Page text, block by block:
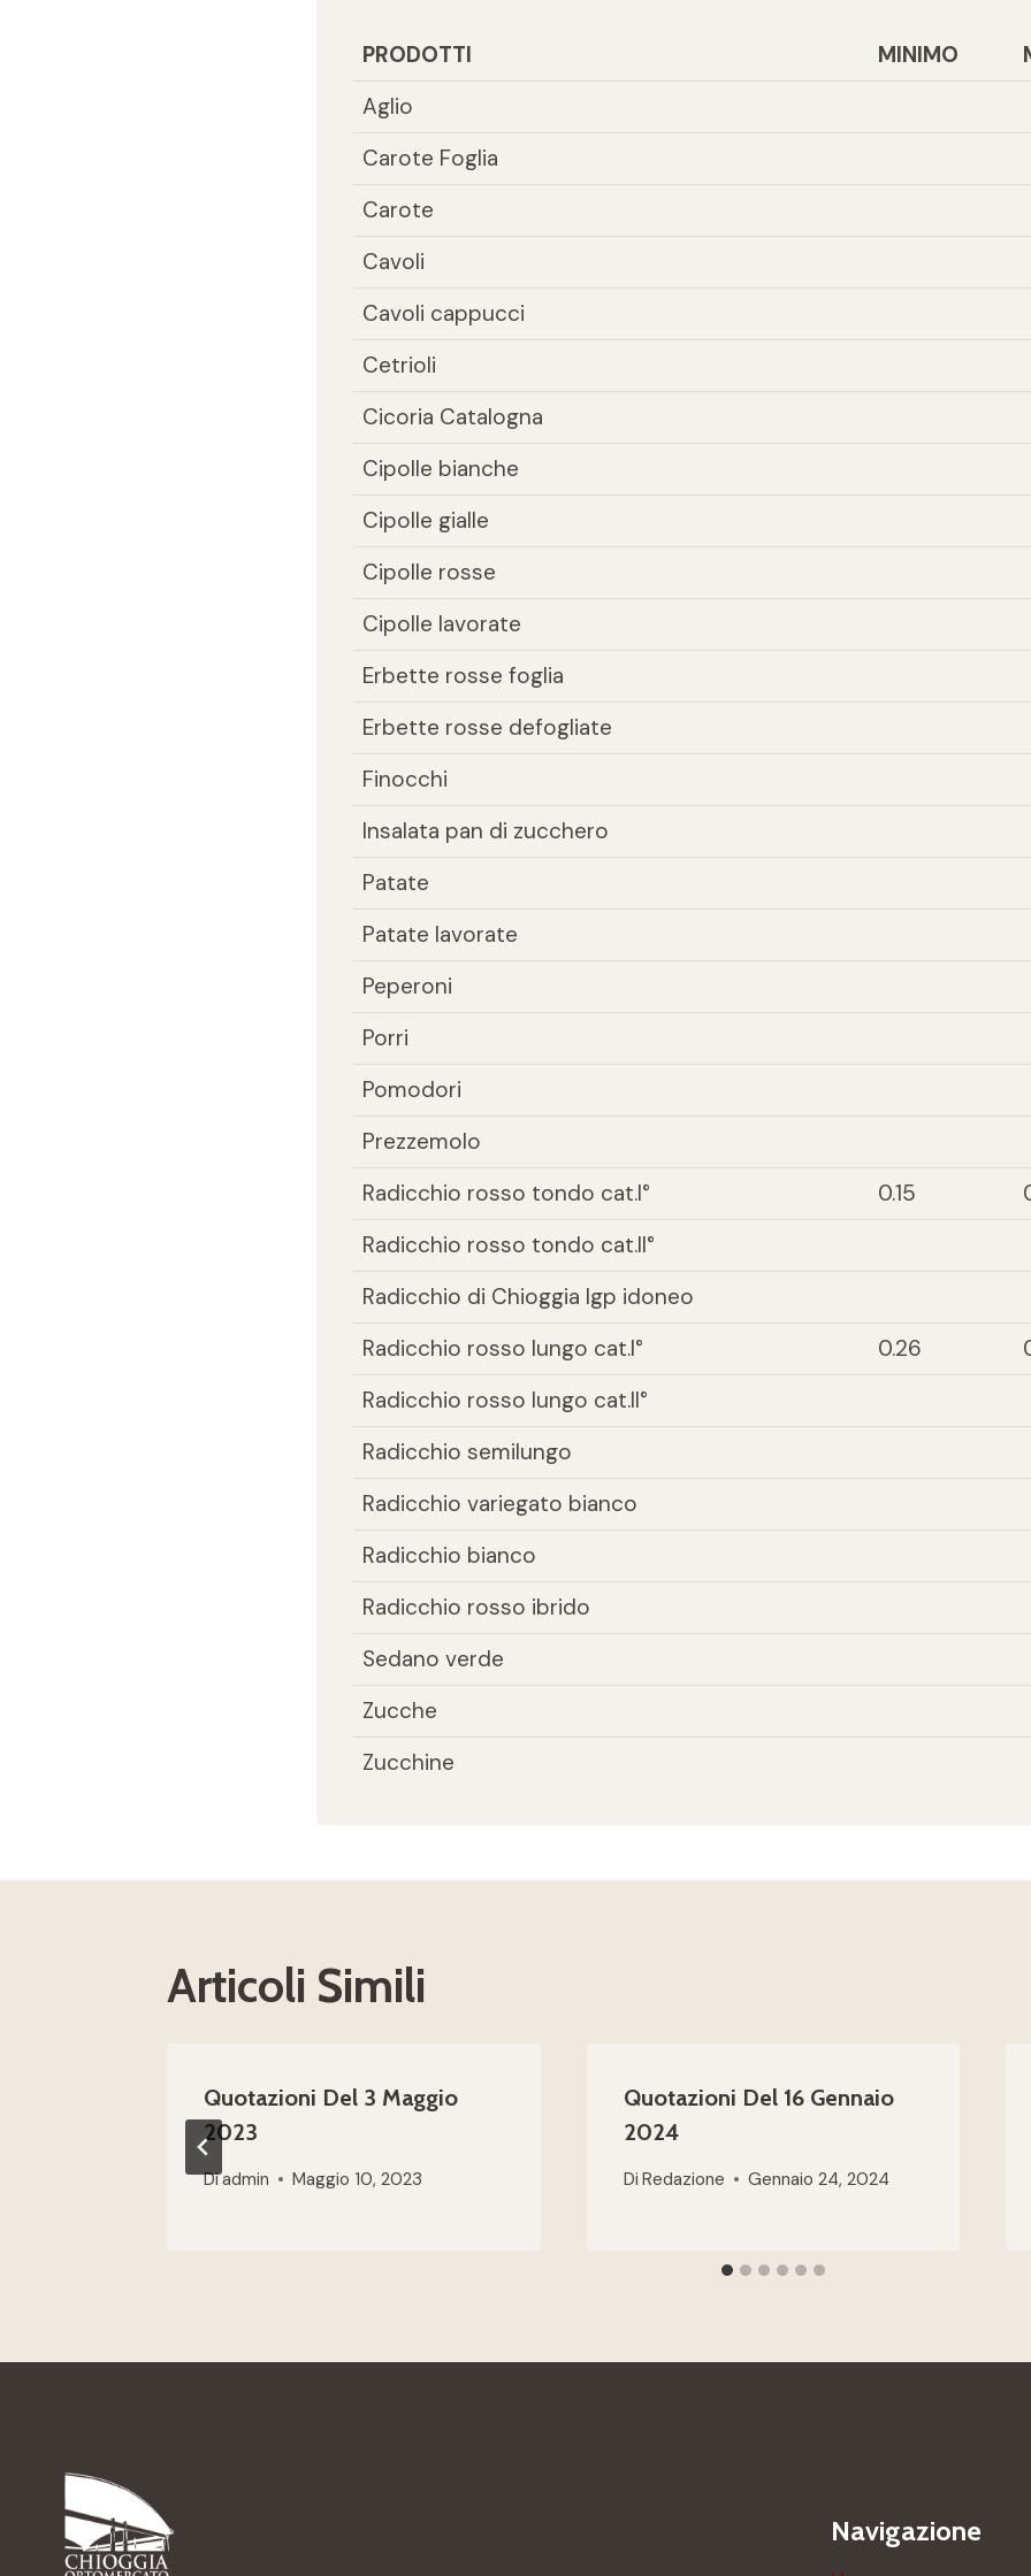
PRODOTTI MINIMO
Aglio
Carote Foglia
Carote
Cavoli
Cavoli cappucci
Cetrioli
Cicoria Catalogna
Cipolle bianche
Cipolle gialle
Cipolle rosse
Cipolle lavorate
Erbette rosse foglia
Erbette rosse defogliate
Finocchi
Insalata pan di zucchero
Patate
Patate lavorate
Peperoni
Porri
Pomodori
Prezzemolo
Radicchio rosso tondo cat.I°
0.15
Radicchio rosso tondo cat.II°
Radicchio di Chioggia Igp idoneo
Radicchio rosso lungo cat.I°
0.26
Radicchio rosso lungo cat.II°
Radicchio semilungo
Radicchio variegato bianco
Radicchio bianco
Radicchio rosso ibrido
Sedano verde
Zucche
Zucchine
Articoli Simili
Quotazioni Del 3 Maggio
2023
Diadmin Maggio 10, 2023
Quotazioni Del 16 Gennaio
2024
Di Redazione Gennaio 24, 2024
Navigazione